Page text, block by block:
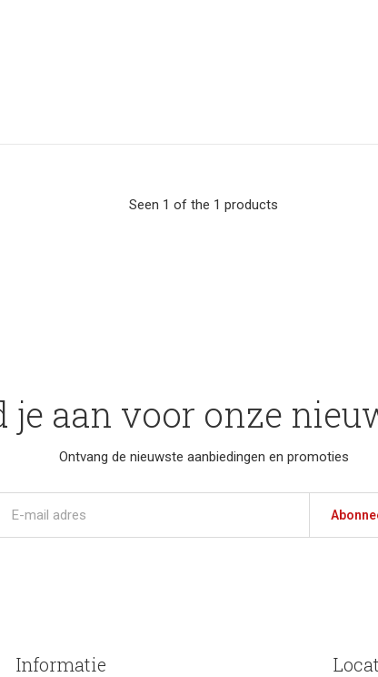
Seen 1 of the 1 products
je aan voor onze
Ontvang de nieuwste aanbiedingen en promoties
Informatie